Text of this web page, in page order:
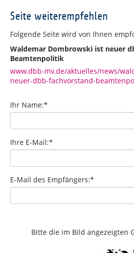
Seite weiterempfehlen
Folgende Seite wird von Ihnen
Waldemar Dombrowski ist neuer
Beamtenpolitik
www.dbb-mv.de/aktuelles/news/
neuer-dbb-fachvorstand-
Ihr Name:*
Ihre E-Mail:*
E-Mail des Empfängers:*
Bitte die im Bild angezeigten